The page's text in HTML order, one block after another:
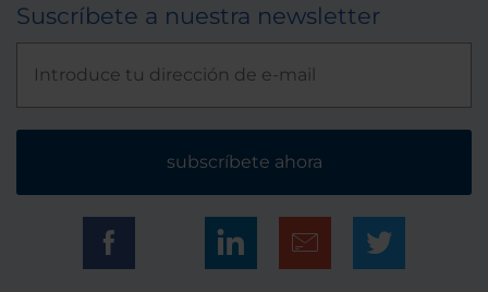
Suscríbete a nuestra newsletter
subscríbete ahora